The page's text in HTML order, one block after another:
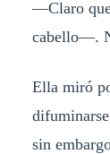
—Claro
cabello—.
Ella miró
sin